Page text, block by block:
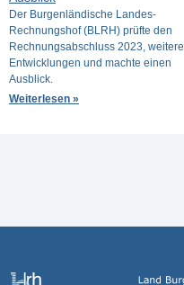
Der Burgenländische Landes-
Rechnungshof (BLRH) prüfte den
Rechnungsabschluss 2023, weitere
Entwicklungen und machte einen
Ausblick.
Weiterlesen »